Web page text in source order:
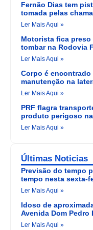
Fernão Dias tem
tomada pelas
Ler Mais Aqui »
Motorista fica preso
tombar na Rodovia
Ler Mais Aqui »
Corpo é
manutenção na
Ler Mais Aqui »
PRF flagra
produto perigoso
Ler Mais Aqui »
Últimas Noticias
Previsão do tempo
tempo nesta sexta-
Ler Mais Aqui »
Idoso de
Avenida Dom Pedro
Ler Mais Aqui »